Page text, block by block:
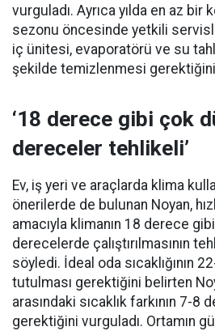
vurguladı. Ayrıca yılda en az bir
sezonu öncesinde yetkili
iç ünitesi, evaporatörü ve su
şekilde temizlenmesi
‘18 derece gibi çok
dereceler tehlikeli’
Ev, iş yeri ve araçlarda klima
önerilerde de bulunan Noyan,
amacıyla klimanın 18 derece
derecelerde çalıştırılmasının
söyledi. İdeal oda sıcaklığının
tutulması gerektiğini belirten
arasındaki sıcaklık farkının 7-
gerektiğini vurguladı. Ortamın